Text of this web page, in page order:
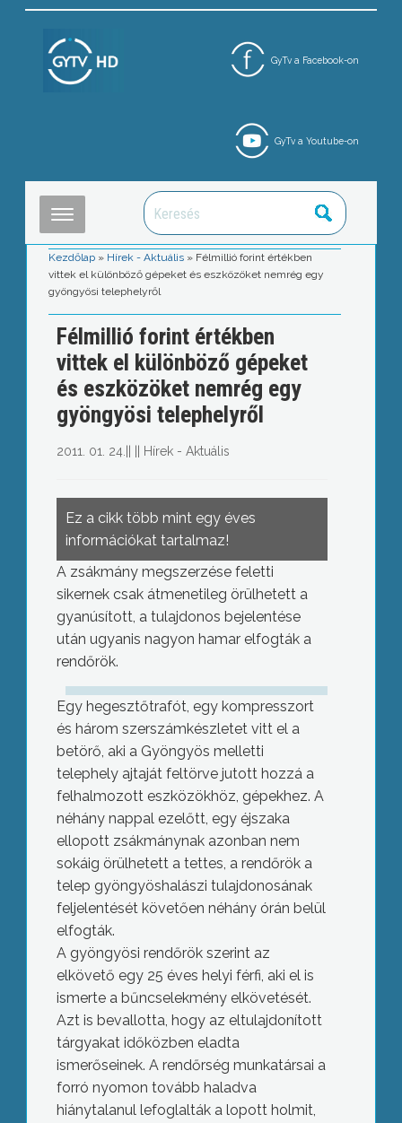
GyTv a Facebook-on
GyTv a Youtube-on
Kezdőlap » Hírek - Aktuális » Félmillió forint értékben
vittek el különböző gépeket és eszközöket nemrég egy
gyöngyösi telephelyről
Félmillió forint értékben
vittek el különböző gépeket
és eszközöket nemrég egy
gyöngyösi telephelyről
2011. 01. 24. Hírek - Aktuális
Ez a cikk több mint egy éves
információkat tartalmaz!
A zsákmány megszerzése feletti
sikernek csak átmenetileg örülhetett a
gyanúsított, a tulajdonos bejelentése
után ugyanis nagyon hamar elfogták a
rendőrök.
Egy hegesztőtrafót, egy kompresszort
és három szerszámkészletet vitt el a
betörő, aki a Gyöngyös melletti
telephely ajtaját feltörve jutott hozzá a
felhalmozott eszközökhöz, gépekhez. A
néhány nappal ezelőtt, egy éjszaka
ellopott zsákmánynak azonban nem
sokáig örülhetett a tettes, a rendőrök a
telep gyöngyöshalászi tulajdonosának
feljelentését követően néhány órán belül
elfogták.
A gyöngyösi rendőrök szerint az
elkövető egy 25 éves helyi férfi, aki el is
ismerte a bűncselekmény elkövetését.
Azt is bevallotta, hogy az eltulajdonított
tárgyakat időközben eladta
ismerőseinek. A rendőrség munkatársai a
forró nyomon tovább haladva
hiánytalanul lefoglalták a lopott holmit,